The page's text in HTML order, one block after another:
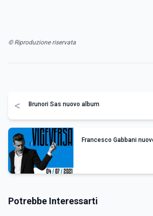
© Riproduzione riservata
< Brunori Sas nuovo album
Francesco Gabbani
Potrebbe Interessarti